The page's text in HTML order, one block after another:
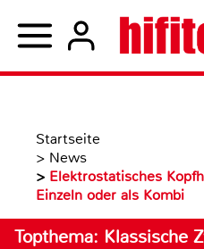
Startseite
> News
> Elektrostatisches
Einzeln oder als Kombi
Topthema: Klassische